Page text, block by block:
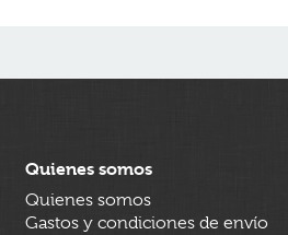
Quienes somos
Quienes somos
Gastos y condiciones de envío